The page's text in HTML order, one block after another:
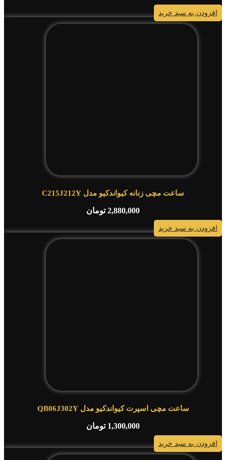
افزودن به سبد خرید
ساعت مچی زنانه کیواندکیو مدل C215J212Y
2,880,000 تومان
افزودن به سبد خرید
ساعت مچی اسپرت کیواندکیو مدل QB06J302Y
1,300,000 تومان
افزودن به سبد خرید